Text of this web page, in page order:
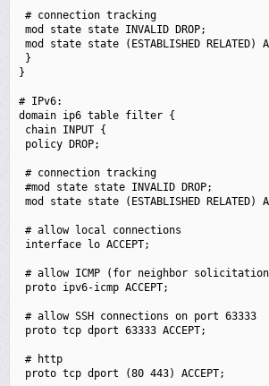
# connection tracking
mod state state INVALID DROP;
mod state state (ESTABLISHED RELATED)
}
}
# IPv6:
domain ip6 table filter {
chain INPUT {
policy DROP;
# connection tracking
#mod state state INVALID DROP;
mod state state (ESTABLISHED RELATED)
# allow local connections
interface lo ACCEPT;
# allow ICMP (for neighbor
proto ipv6-icmp ACCEPT;
# allow SSH connections on port 63333
proto tcp dport 63333 ACCEPT;
# http
proto tcp dport (80 443) ACCEPT;